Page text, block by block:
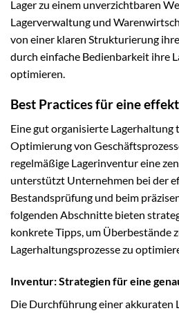
Lager zu einem unverzichtbaren
Lagerverwaltung und
von einer klaren Strukturierung
durch einfache Bedienbarkeit ihre
optimieren.
Best Practices für eine
Eine gut organisierte Lagerhaltung
Optimierung von
regelmäßige Lagerinventur eine
unterstützt Unternehmen bei der
Bestandsprüfung und beim
folgenden Abschnitte bieten
konkrete Tipps, um Überbestände
Lagerhaltungsprozesse zu
Inventur: Strategien für eine
Die Durchführung einer akkuraten